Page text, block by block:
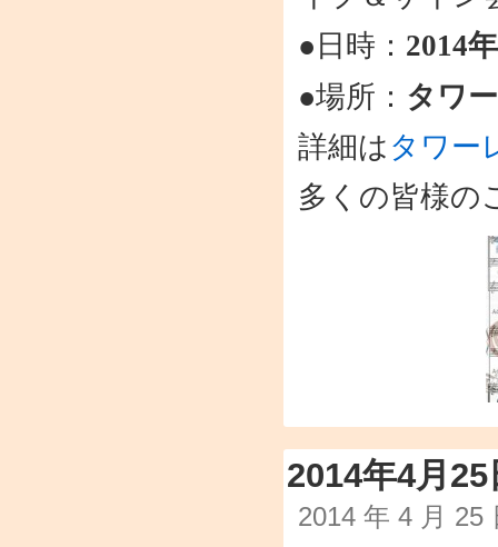
●日時： 2014
●場所： タワ
詳細は タワー
多くの皆様の
2014年4月
2014 年 4 月 25